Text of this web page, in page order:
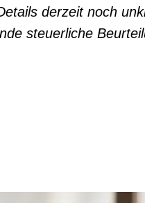
derzeit noch
steuerliche